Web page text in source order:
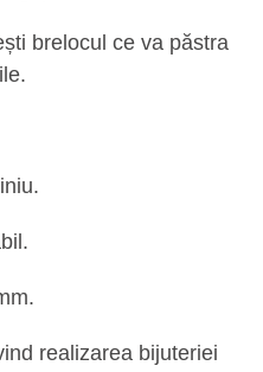
brelocul ce va păstra
realizarea bijuteriei